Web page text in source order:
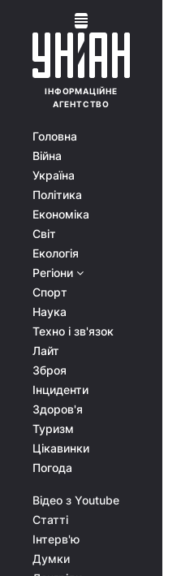
ІНФОРМАЦІЙНЕ
АГЕНТСТВО
Головна
Війна
Україна
Політика
Економіка
Світ
Екологія
Регіони
Спорт
Наука
Техно і зв'язок
Лайт
Зброя
Інциденти
Здоров'я
Туризм
Цікавинки
Погода
Відео з Youtube
Статті
Інтерв'ю
Думки